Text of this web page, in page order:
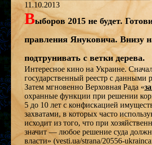
11.10.2013
Выборов 2015 не будет.
правления Януковича. Внизу
подтрунивать с ветки дерева.
Интересное кино на Украине.
государственный реестр с данными
Затем мгновенно Верховная Рада «
охранные функции при решении
5 до 10 лет с конфискацией
захватами, в которых часто
исходит из того, что при
значит — любое решение суда
власти» (vesti.ua/strana/20556-